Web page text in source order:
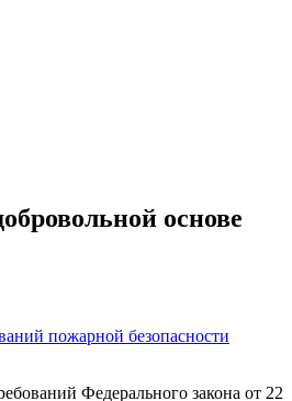
основе
Федерального закона от 22